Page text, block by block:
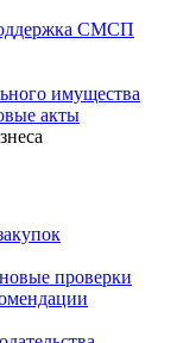
СМСП
имущества
акты
проверки